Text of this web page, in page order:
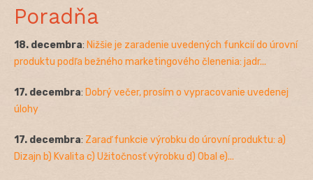
Poradňa
18. decembra: Nižšie je zaradenie uvedených funkcií do úrovní
produktu podľa bežného marketingového členenia: jadr...
17. decembra: Dobrý večer, prosím o vypracovanie uvedenej
úlohy
17. decembra: Zaraď funkcie výrobku do úrovní produktu: a)
Dizajn b) Kvalita c) Užitočnosť výrobku d) Obal e)...